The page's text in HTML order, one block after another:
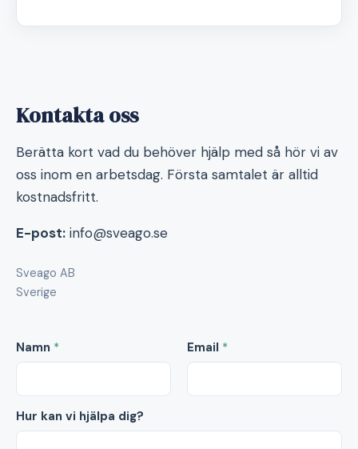
Kontakta oss
Berätta kort vad du behöver hjälp med så hör vi av
oss inom en arbetsdag. Första samtalet är alltid
kostnadsfritt.
E-post: info@sveago.se
Sveago AB
Sverige
Namn * Email *
Hur kan vi hjälpa dig?